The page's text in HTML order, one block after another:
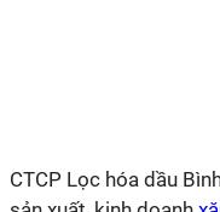
CTCP Lọc hóa dầu